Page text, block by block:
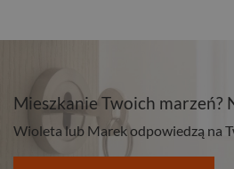
Mieszkanie Twoich marzeń?
Wioleta lub Marek odpowiedzą na